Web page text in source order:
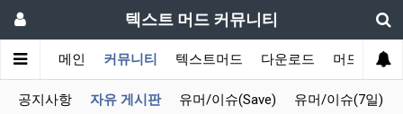
텍스트 머드 커뮤니티
메인 커뮤니티 텍스트머드 다운로드 머드 잡담
공지사항 자유 게시판 유머/이슈(Save) 유머/이슈(7일)